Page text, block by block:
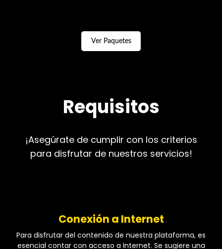
Ver Paquetes
Requisitos
¡Asegúrate de cumplir con los criterios
para disfrutar de nuestros servicios!
Conexión a Internet
Para disfrutar del contenido de nuestra plataforma, es
esencial contar con acceso a Internet. Se sugiere una